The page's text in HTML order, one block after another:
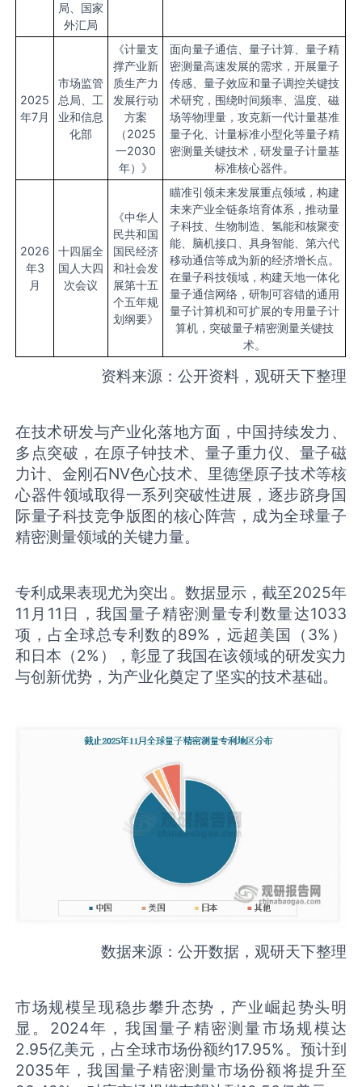
局、国家
外汇局
2025
年7月
市场监管
总局、工
业和信息
化部
《计量支
撑产业新
质生产力
发展行动
方案
（2025
一2030
年）》
面向量子通信、量子计算、量子精
密测量高速发展的需求，开展量子
传感、量子效应和量子调控关键技
术研究，围绕时间频率、温度、磁
场等物理量，攻克新一代计量基准
量子化、计量标准小型化等量子精
密测量关键技术，研发量子计量基
标准核心器件。
2026
年3
月
十四届全
国人大四
次会议
《中华人
民共和国
国民经济
和社会发
展第十五
个五年规
划纲要》
瞄准引领未来发展重点领域，构建
未来产业全链条培育体系，推动量
子科技、生物制造、氢能和核聚变
能、脑机接口、具身智能、第六代
移动通信等成为新的经济增长点。
在量子科技领域，构建天地一体化
量子通信网络，研制可容错的通用
量子计算机和可扩展的专用量子计
算机，突破量子精密测量关键技
术。
资料来源：公开资料，观研天下整理
在技术研发与产业化落地方面，中国持续发力、
多点突破，在原子钟技术、量子重力仪、量子磁
力计、金刚石NV色心技术、里德堡原子技术等核
心器件领域取得一系列突破性进展，逐步跻身国
际量子科技竞争版图的核心阵营，成为全球量子
精密测量领域的关键力量。
专利成果表现尤为突出。数据显示，截至2025年
11月11日，我国量子精密测量专利数量达1033
项，占全球总专利数的89%，远超美国（3%）
和日本（2%），彰显了我国在该领域的研发实力
与创新优势，为产业化奠定了坚实的技术基础。
数据来源：公开数据，观研天下整理
市场规模呈现稳步攀升态势，产业崛起势头明
显。2024年，我国量子精密测量市场规模达
2.95亿美元，占全球市场份额约17.95%。预计到
2035年，我国量子精密测量市场份额将提升至